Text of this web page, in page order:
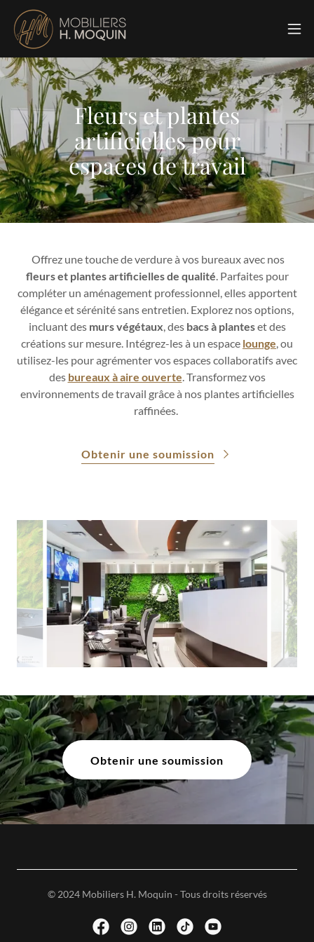
Fleurs et plantes
artificielles pour
espaces de travail
Offrez une touche de verdure à vos bureaux avec nos
fleurs et plantes artificielles de qualité. Parfaites pour
compléter un aménagement professionnel, elles apportent
élégance et sérénité sans entretien. Explorez nos options,
incluant des murs végétaux, des bacs à planteset des
créations sur mesure. Intégrez-les à un espace lounge, ou
utilisez-les pour agrémenter vos espaces collaboratifs avec
des bureaux à aire ouverte. Transformez vos
environnements de travail grâce à nos plantes artificielles
raffinées.
Obtenir une soumission
Obtenir une soumission
© 2024 Mobiliers H. Moquin - Tous droits réservés